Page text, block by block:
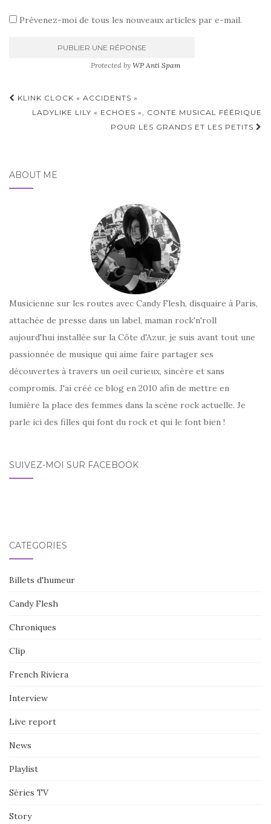
Prévenez-moi de tous les nouveaux articles par e-mail.
Protected by WP Anti Spam
Pagination
d'article
KLINK CLOCK « ACCIDENTS »
LADYLIKE LILY « ECHOES », CONTE MUSICAL FÉÉRIQUE
POUR LES GRANDS ET LES PETITS
ABOUT ME
Musicienne sur les routes avec Candy Flesh, disquaire à Paris,
attachée de presse dans un label, maman rock'n'roll
aujourd'hui installée sur la Côte d'Azur, je suis avant tout une
passionnée de musique qui aime faire partager ses
découvertes à travers un oeil curieux, sincère et sans
compromis. J'ai créé ce blog en 2010 afin de mettre en
lumière la place des femmes dans la scène rock actuelle. Je
parle ici des filles qui font du rock et qui le font bien !
SUIVEZ-MOI SUR FACEBOOK
CATÉGORIES
Billets d'humeur
Candy Flesh
Chroniques
Clip
French Riviera
Interview
Live report
News
Playlist
Séries TV
Story